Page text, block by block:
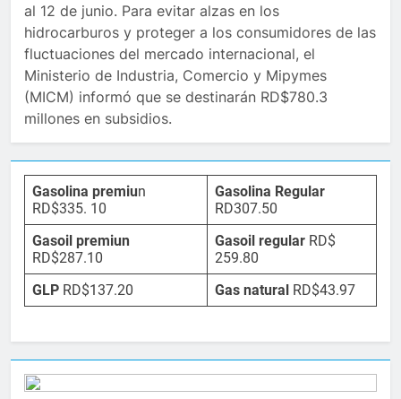
al 12 de junio. Para evitar alzas en los
hidrocarburos y proteger a los consumidores de las
fluctuaciones del mercado internacional, el
Ministerio de Industria, Comercio y Mipymes
(MICM) informó que se destinarán RD$780.3
millones en subsidios.
Gasolina premiun
RD$335. 10
Gasolina Regular
RD307.50
Gasoil premiun
RD$287.10
Gasoil regular RD$
259.80
GLP RD$137.20 Gas natural RD$43.97